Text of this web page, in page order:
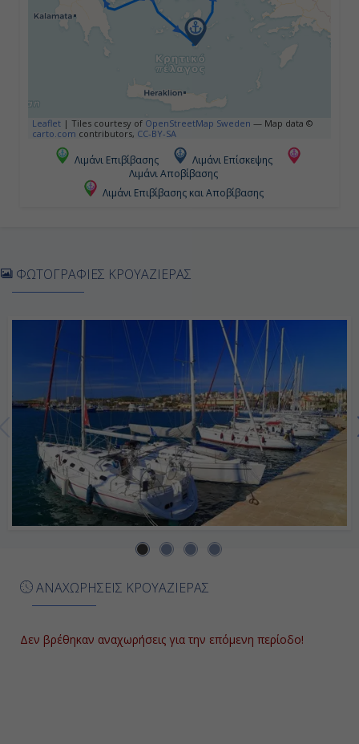
Leaflet | Tiles courtesy of OpenStreetMap Sweden — Map data ©
carto.com contributors, CC-BY-SA
Λιμάνι Επιβίβασης
Λιμάνι Επίσκεψης
Λιμάνι Αποβίβασης
Λιμάνι Επιβίβασης και Αποβίβασης
ΑΝΑΧΩΡΗΣΕΙΣ ΚΡΟΥΑΖΙΕΡΑΣ
Δεν βρέθηκαν αναχωρήσεις για την επόμενη περίοδο!
ΦΩΤΟΓΡΑΦΙΕΣ ΚΡΟΥΑΖΙΕΡΑΣ